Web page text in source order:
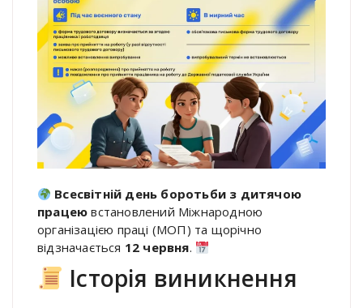
Всесвітній день боротьби з дитячою
працею встановлений Міжнародною
організацією праці (МОП) та щорічно
відзначається 12 червня.
Історія виникнення